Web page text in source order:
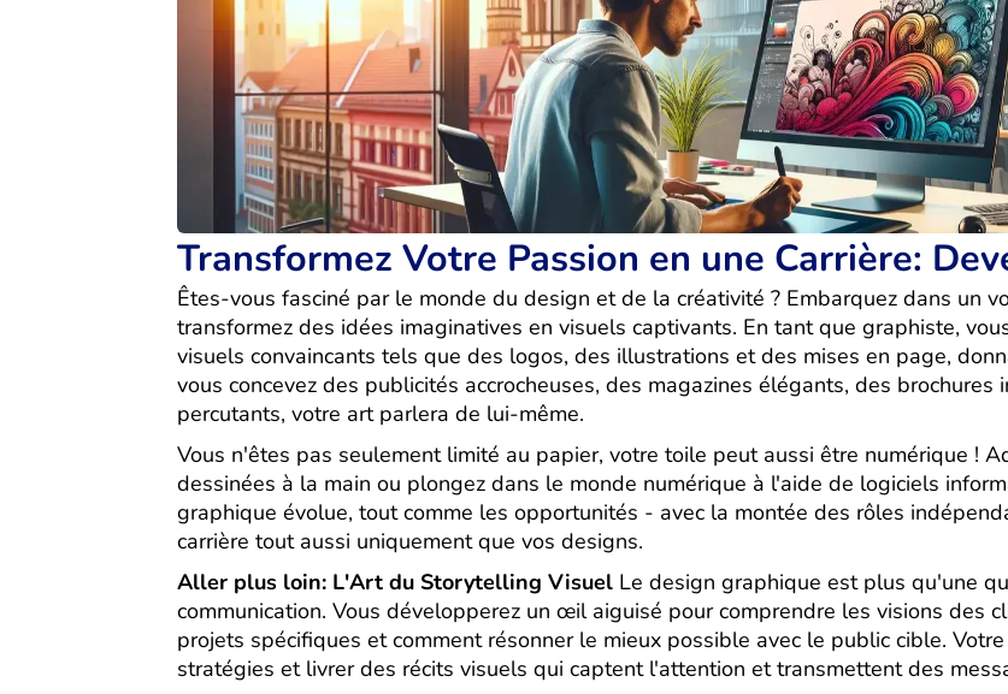
Transformez Votre Passion en une Carrière:
Êtes-vous fasciné par le monde du design et de la créativité ? Embarquez dans un
transformez des idées imaginatives en visuels captivants. En tant que graphiste,
visuels convaincants tels que des logos, des illustrations et des mises en page,
vous concevez des publicités accrocheuses, des magazines élégants, des
percutants, votre art parlera de lui-même.
Vous n'êtes pas seulement limité au papier, votre toile peut aussi être numérique !
dessinées à la main ou plongez dans le monde numérique à l'aide de logiciels
graphique évolue, tout comme les opportunités - avec la montée des rôles
carrière tout aussi uniquement que vos designs.
Aller plus loin: L'Art du Storytelling Visuel Le design graphique est plus qu'une
communication. Vous développerez un œil aiguisé pour comprendre les visions des
projets spécifiques et comment résonner le mieux possible avec le public cible.
stratégies et livrer des récits visuels qui captent l'attention et transmettent des